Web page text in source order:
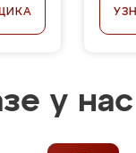
у нас